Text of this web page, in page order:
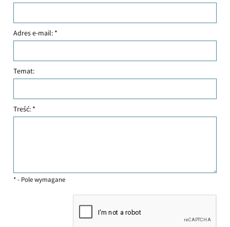
Adres e-mail: *
Temat:
Treść: *
*- Pole wymagane